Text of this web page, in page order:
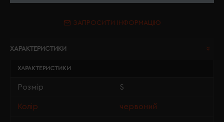
ЗАПРОСИТИ ІНФОРМАЦІЮ
ХАРАКТЕРИСТИКИ
ХАРАКТЕРИСТИКИ
Розмір S
Колір червоний